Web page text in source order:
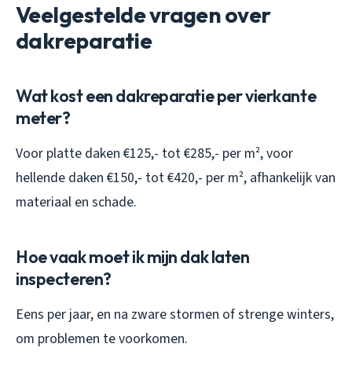
Veelgestelde vragen over
dakreparatie
Wat kost een dakreparatie per vierkante
meter?
Voor platte daken €125,- tot €285,- per m², voor
hellende daken €150,- tot €420,- per m², afhankelijk van
materiaal en schade.
Hoe vaak moet ik mijn dak laten
inspecteren?
Eens per jaar, en na zware stormen of strenge winters,
om problemen te voorkomen.